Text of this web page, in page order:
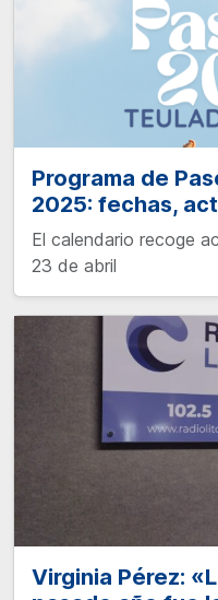
Programa de
2025: fechas,
El calendario recoge
23 de abril
Virginia Pérez: